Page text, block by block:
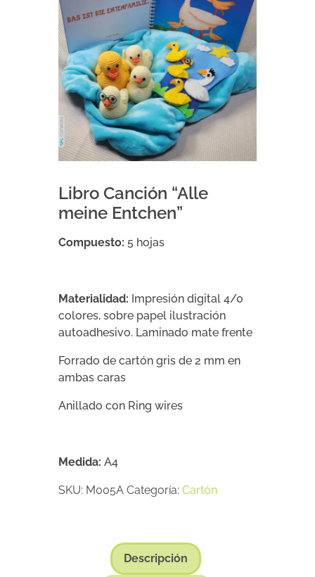
Libro Canción “Alle
meine Entchen”
Compuesto: 5 hojas
Materialidad: Impresión digital 4/0
colores, sobre papel ilustración
autoadhesivo. Laminado mate frente
Forrado de cartón gris de 2 mm en
ambas caras
Anillado con Ring wires
Medida: A4
SKU: M005A Categoría: Cartón
Descripción